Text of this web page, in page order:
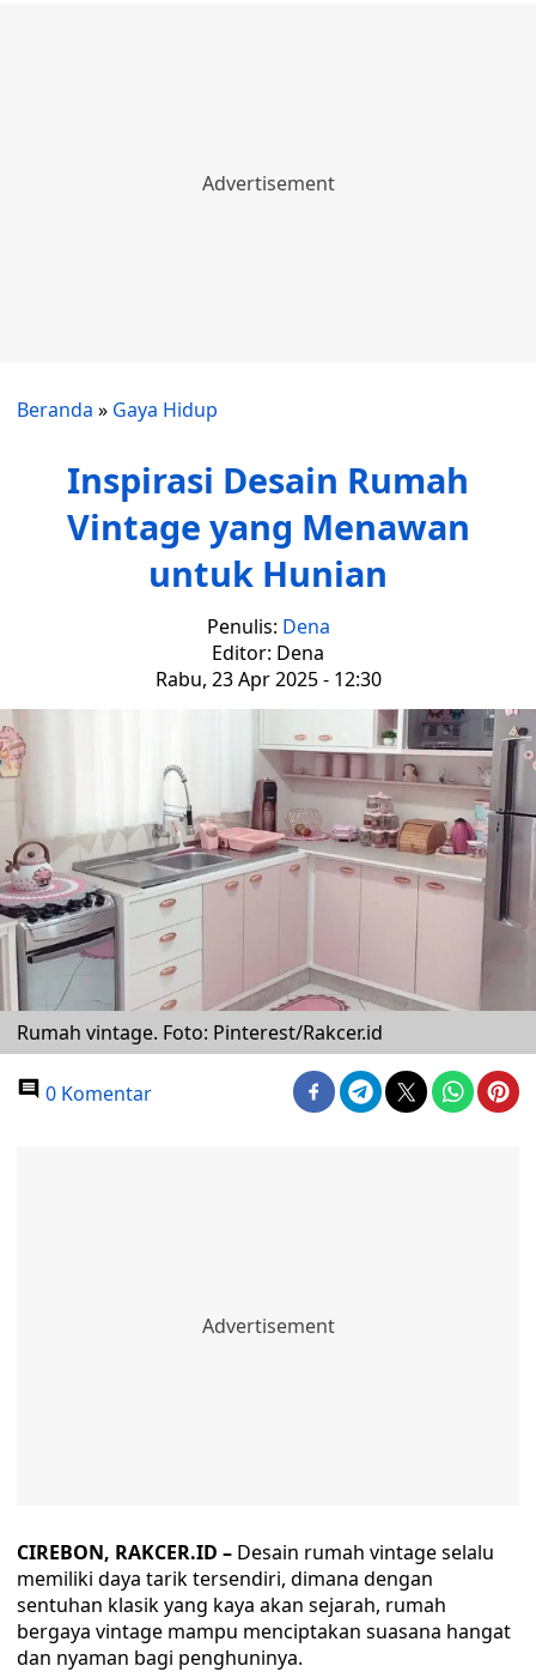
Beranda » Gaya Hidup
Inspirasi Desain Rumah
Vintage yang Menawan
untuk Hunian
Penulis: Dena
Editor: Dena
Rabu, 23 Apr 2025 - 12:30
Rumah vintage. Foto: Pinterest/Rakcer.id
0 Komentar
CIREBON, RAKCER.ID – Desain rumah vintage selalu
memiliki daya tarik tersendiri, dimana dengan
sentuhan klasik yang kaya akan sejarah, rumah
bergaya vintage mampu menciptakan suasana hangat
dan nyaman bagi penghuninya.